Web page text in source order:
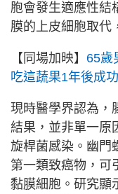
胞會發生適應性結
膜的上皮細胞取代
【同場加映】 65歲
吃這蔬果1年後成
現時醫學界認為，
結果，並非單一原
旋桿菌感染。幽門
第一類致癌物，可
黏膜細胞。研究顯